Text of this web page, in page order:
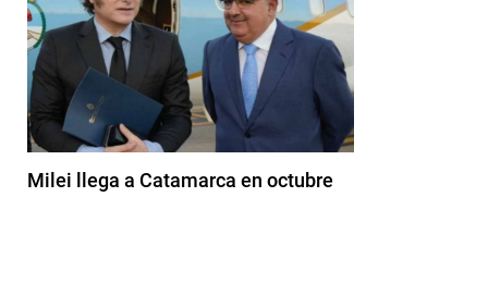
Milei llega a Catamarca en octubre